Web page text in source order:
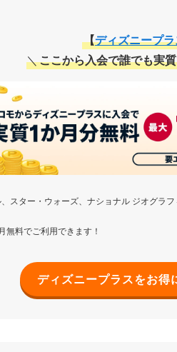
【ディズニープ
＼ここから入会で誰でも実
スター・ウォーズ、ナショナル ジオグラ
無料でご利用できます！
ディズニープラスをお得